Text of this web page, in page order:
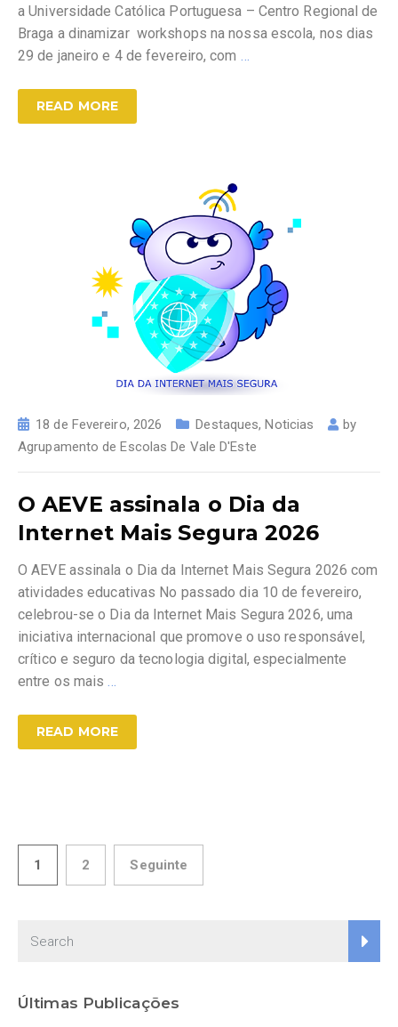
a Universidade Católica Portuguesa – Centro Regional de
Braga a dinamizar workshops na nossa escola, nos dias
29 de janeiro e 4 de fevereiro, com …
READ MORE
18 de Fevereiro, 2026 Destaques,Noticias
by
Agrupamento de Escolas De Vale D'Este
O AEVE assinala o Dia da
Internet Mais Segura 2026
O AEVE assinala o Dia da Internet Mais Segura 2026 com
atividades educativas No passado dia 10 de fevereiro,
celebrou-se o Dia da Internet Mais Segura 2026, uma
iniciativa internacional que promove o uso responsável,
crítico e seguro da tecnologia digital, especialmente
entre os mais…
READ MORE
1 2 Seguinte
Últimas Publicações